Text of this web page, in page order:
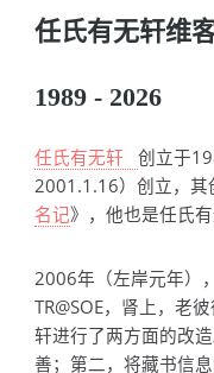
任氏有无轩维
1989 - 2026
任氏有无轩
创立于
2001.1.16）创立，其
名记》，他也是任氏
2006年（左岸元年）
TR@SOE，肾上，
轩进行了两方面的改
善；第二，将藏书信